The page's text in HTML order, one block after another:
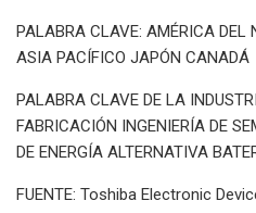
PALABRA CLAVE: AMÉRICA DEL
ASIA PACÍFICO JAPÓN CANADÁ
PALABRA CLAVE DE LA
FABRICACIÓN INGENIERÍA DE
DE ENERGÍA ALTERNATIVA
FUENTE: Toshiba Electronic